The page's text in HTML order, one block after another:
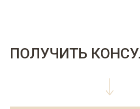
ПОЛУЧИТЬ